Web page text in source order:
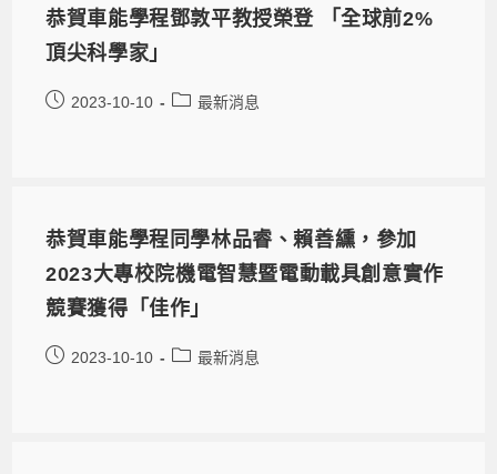
恭賀車能學程鄧敦平教授榮登 「全球前2%
頂尖科學家」
2023-10-10 最新消息
恭賀車能學程同學林品睿、賴善纁，參加
2023大專校院機電智慧暨電動載具創意實作
競賽獲得「佳作」
2023-10-10 最新消息